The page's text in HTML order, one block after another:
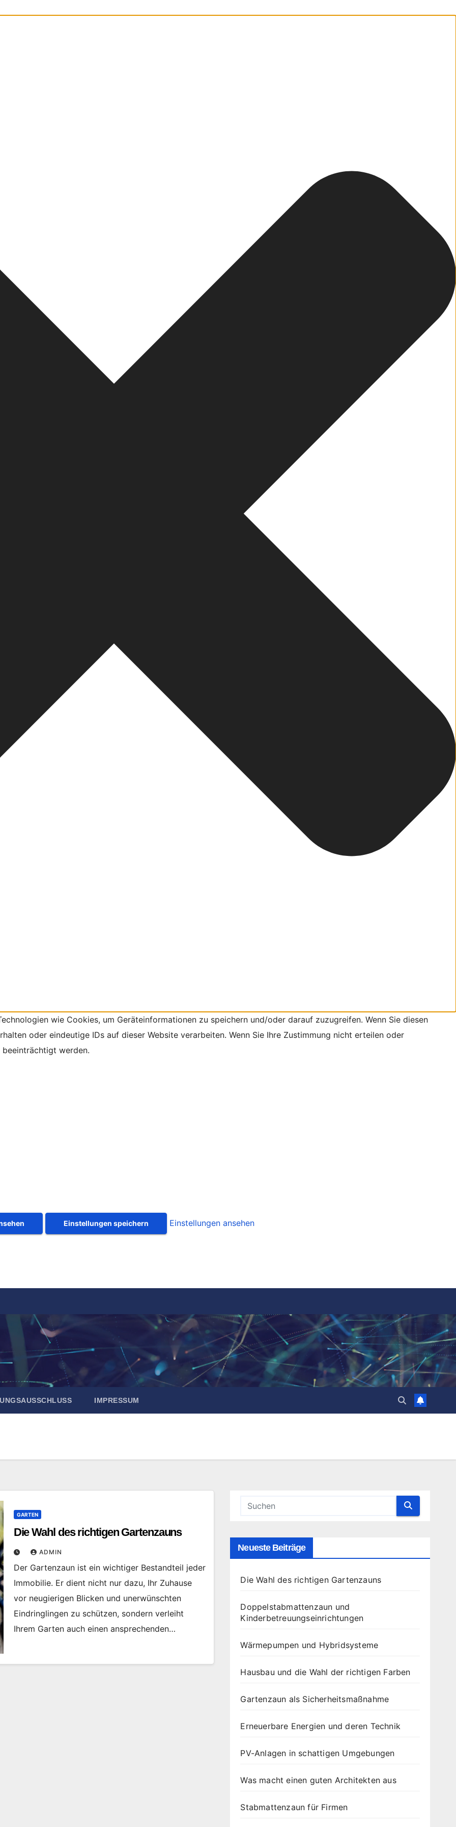
wie Cookies, um Geräteinformationen zu speichern und/oder darauf zuzugreifen. Wenn Sie diesen
oder eindeutige IDs auf dieser Website verarbeiten. Wenn Sie Ihre Zustimmung nicht erteilen oder
beeinträchtigt werden.
Einstellungen speichern
Einstellungen ansehen
IMPRESSUM
GARTEN
Die Wahl des richtigen Gartenzauns
ADMIN
Der Gartenzaun ist ein wichtiger Bestandteil jeder
Immobilie. Er dient nicht nur dazu, Ihr Zuhause
vor neugierigen Blicken und unerwünschten
Eindringlingen zu schützen, sondern verleiht
Ihrem Garten auch einen ansprechenden…
Neueste Beiträge
Die Wahl des richtigen Gartenzauns
Doppelstabmattenzaun und
Kinderbetreuungseinrichtungen
Wärmepumpen und Hybridsysteme
Hausbau und die Wahl der richtigen Farben
Gartenzaun als Sicherheitsmaßnahme
Erneuerbare Energien und deren Technik
PV-Anlagen in schattigen Umgebungen
Was macht einen guten Architekten aus
Stabmattenzaun für Firmen